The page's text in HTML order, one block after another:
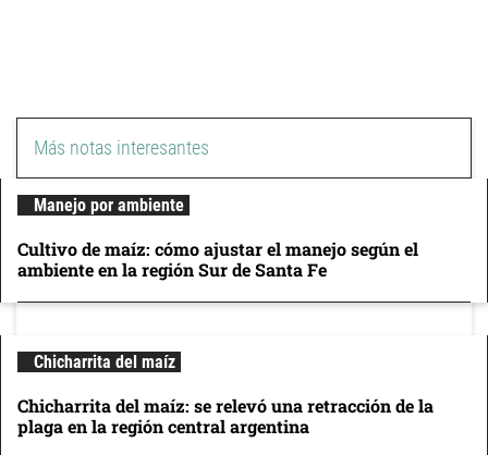
Más notas interesantes
Manejo por ambiente
Cultivo de maíz: cómo ajustar el manejo según el
ambiente en la región Sur de Santa Fe
Chicharrita del maíz
Chicharrita del maíz: se relevó una retracción de la
plaga en la región central argentina